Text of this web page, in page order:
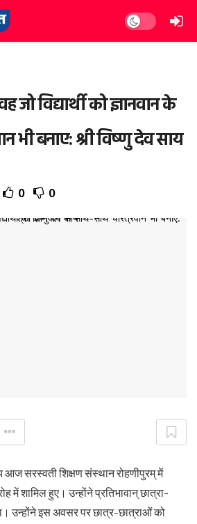
Dark mode
जो विद्यार्थी को ज्ञानवान के
भी बनाए: श्री विष्णु देव साय
0 0
आज सरस्वती शिक्षण संस्थान रोहणीपुरम् में
में शामिल हुए। उन्होंने प्रतिभावान् छात्रा-
उन्होंने इस अवसर पर छात्र-छात्राओं को